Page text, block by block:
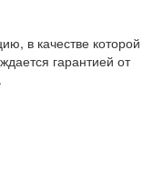
в качестве которой
гарантией от